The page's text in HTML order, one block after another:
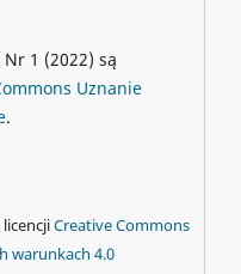
1 (2022) są
Uznanie
.
Creative Commons
warunkach 4.0